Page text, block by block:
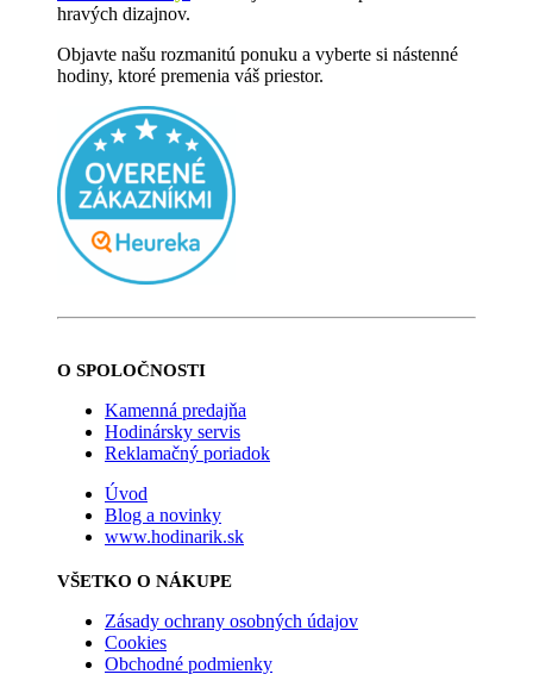
hravých dizajnov.
Objavte našu rozmanitú ponuku a vyberte si nástenné
hodiny, ktoré premenia váš priestor.
O SPOLOČNOSTI
Kamenná predajňa
Hodinársky servis
Reklamačný poriadok
Úvod
Blog a novinky
www.hodinarik.sk
VŠETKO O NÁKUPE
Zásady ochrany osobných údajov
Cookies
Obchodné podmienky